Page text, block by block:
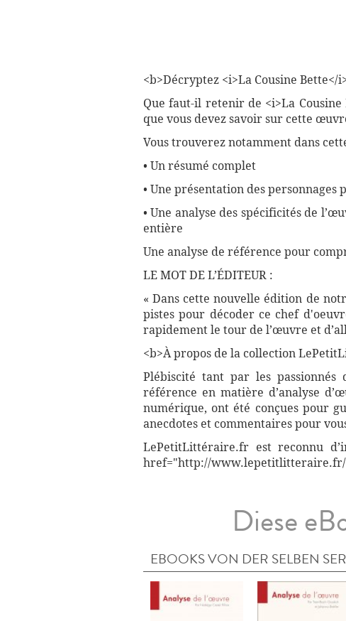
<b>Décryptez <i>La Cousine
Que faut-il retenir de <i>La
que vous devez savoir sur cette
Vous trouverez notamment dans
• Un résumé complet
• Une présentation des
• Une analyse des spécificités de
entière
Une analyse de référence pour
LE MOT DE L’ÉDITEUR :
« Dans cette nouvelle édition de
pistes pour décoder ce chef
rapidement le tour de l’œuvre et
<b>À propos de la collection
Plébiscité tant par les
référence en matière d’analyse
numérique, ont été conçues pour
anecdotes et commentaires pour
LePetitLittéraire.fr est reconnu
href="http://
Diese
EBOOKS VON DER SELBEN